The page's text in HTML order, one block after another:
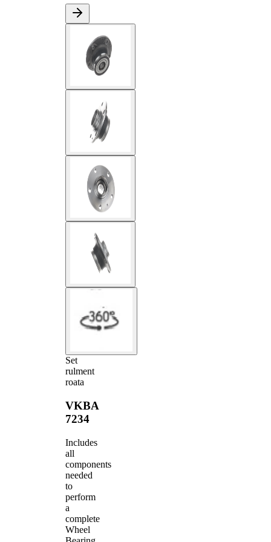
Set
rulment
roata
VKBA
7234
Includes
all
components
needed
to
perform
a
complete
Wheel